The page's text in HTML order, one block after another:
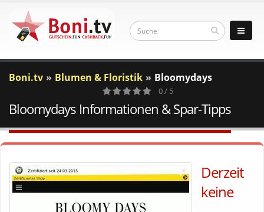
Boni.tv Blumen & Floristik Bloomydays
0
Votes
0 / 5
Bloomydays Informationen & Spar-Tipps
Derzeit
keine